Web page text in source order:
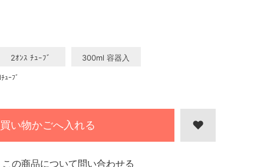
2ｵﾝｽ ﾁｭｰﾌﾞ 300ml 容器入
ｭｰﾌﾞ
買い物かごへ入れる
この商品について問い合わせる